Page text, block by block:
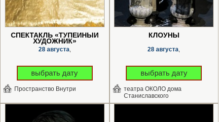
СПЕКТАКЛЬ «ТУПЕЙНЫЙ
ХУДОЖНИК»
28 августа
выбрать дату
Пространство Внутри
КЛОУНЫ
28 августа
выбрать дату
театра ОКОЛО дома
Станиславского